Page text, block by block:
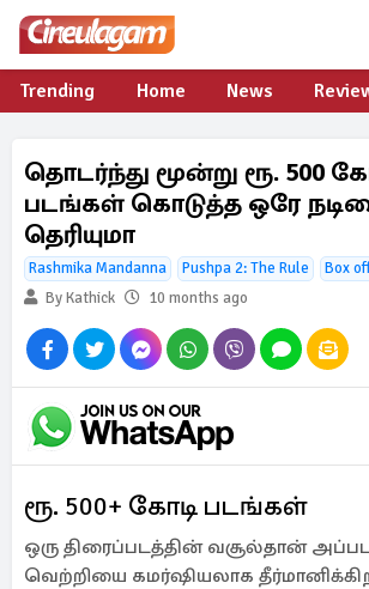
Trending Home News
தொடர்ந்து மூன்று ரூ. 500
படங்கள் கொடுத்த ஒரே
தெரியுமா
Rashmika Mandanna Pushpa 2: The Rule
Box
By Kathick
10 months ago
ரூ. 500+ கோடி படங்கள்
ஒரு திரைப்படத்தின் வசூல்தான்
வெற்றியை கமர்ஷியலாக